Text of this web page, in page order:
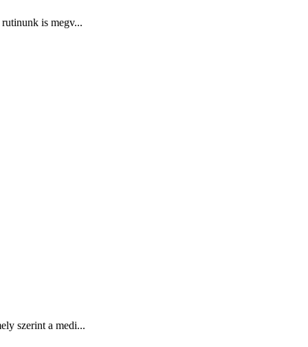
is megv...
szerint a medi...